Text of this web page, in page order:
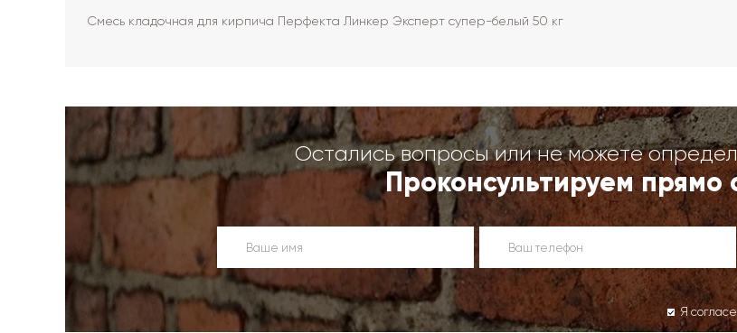
Смесь кладочная для кирпича Перфекта Линкер Эксперт супер-белый 50 кг
Остались вопросы или не можете
Проконсультируем прямо
Я